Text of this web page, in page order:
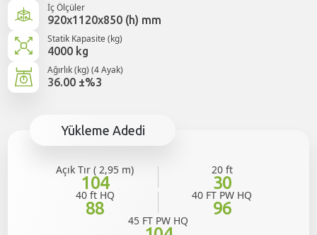
İç Ölçüler
920x1120x850 (h) mm
Statik Kapasite (kg)
4000 kg
Ağırlık (kg) (4 Ayak)
36.00 ±%3
Yükleme Adedi
Açık Tır ( 2,95 m)
104
20 ft
30
40 ft HQ
88
40 FT PW HQ
96
45 FT PW HQ